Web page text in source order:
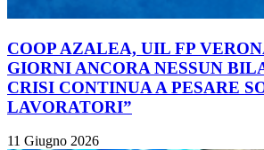
COOP AZALEA, UIL FP
GIORNI ANCORA NESSUN
CRISI CONTINUA A PESARE
LAVORATORI”
11 Giugno 2026